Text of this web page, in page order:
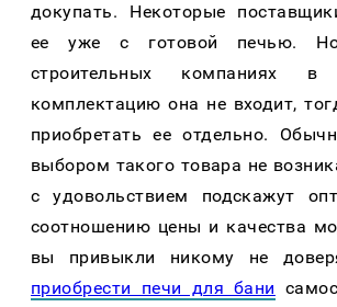
докупать. Некоторые
ее уже с готовой печью.
строительных компаниях в
комплектацию она не входит,
приобретать ее отдельно.
выбором такого товара не
с удовольствием подскажут
соотношению цены и качества
вы привыкли никому не
приобрести печи для бани